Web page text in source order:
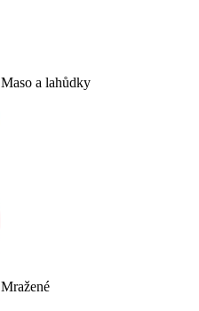
Maso a lahůdky
Mražené